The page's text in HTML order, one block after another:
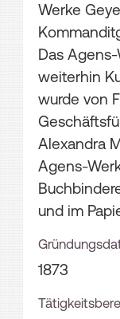
Werke
Das
weiterhin
wurde von
Alexandra
Agens-
und im
1873